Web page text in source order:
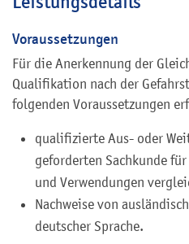
Voraussetzungen
Für die Anerkennung der
Qualifikation nach der
folgenden Voraussetzungen
qualifizierte Aus- oder
geforderten Sachkunde
und Verwendungen
Nachweise von
deutscher Sprache.